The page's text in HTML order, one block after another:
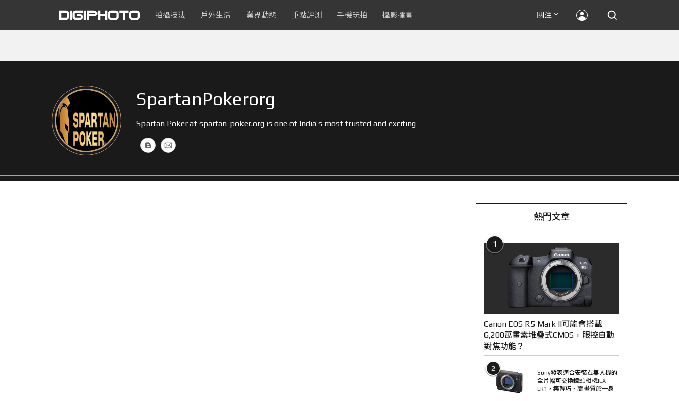
拍攝技法 戶外生活 業界動態 重點評測 手機玩拍 攝影擂臺 關注
SpartanPokerorg
Spartan Poker at spartan-poker.org is one of India’s most trusted and exciting
熱門文章
1
Canon EOS R5 Mark II可能會搭載
6,200萬畫素堆疊式CMOS + 眼控自動
對焦功能？
2
Sony發表適合安裝在無人機的
全片幅可交換鏡頭相機ILX-
LR1，集輕巧、高畫質於一身